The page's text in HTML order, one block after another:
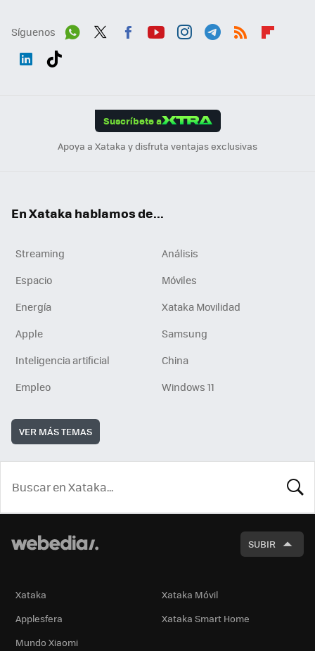
Síguenos
Suscríbete a
Apoya a Xataka y disfruta ventajas exclusivas
En Xataka hablamos de...
Streaming
Análisis
Espacio
Móviles
Energía
Xataka Movilidad
Apple
Samsung
Inteligencia artificial
China
Empleo
Windows 11
VER MÁS TEMAS
SUBIR
Xataka
Xataka Móvil
Applesfera
Xataka Smart Home
Mundo Xiaomi